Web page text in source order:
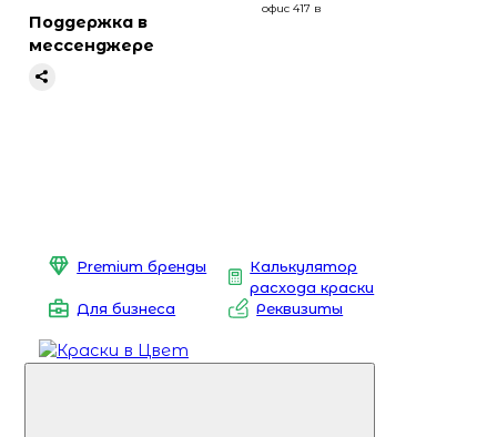
Поддержка в
мессенджере
офис 417 в
Premium бренды
Калькулятор
расхода краски
Для бизнеса
Реквизиты